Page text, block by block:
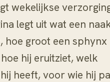
wekelijkse
legt uit wat een
hoe groot een sphynx
hij eruitziet, welk
heeft, voor wie hij